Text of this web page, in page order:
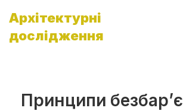
Архітектурні
дослідження
Принципи